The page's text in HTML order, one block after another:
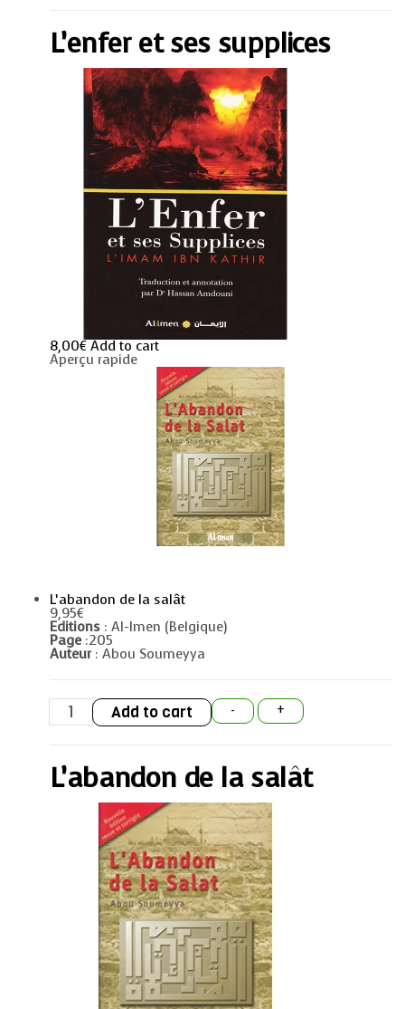
L’enfer et ses supplices
8,00€ Add to cart
Aperçu rapide
L’abandon de la salât
9,95€
Editions : Al-Imen (Belgique)
Page:205
Auteur : Abou Soumeyya
-
L'abandon
la
+
Add to cart
L’abandon de la salât